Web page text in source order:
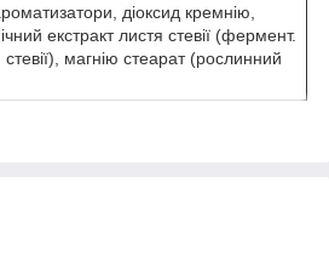
діоксид кремнію,
екстракт листя стевії (фермент.
стевії), магнію стеарат (рослинний